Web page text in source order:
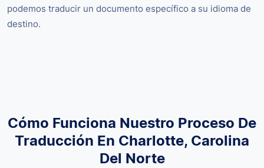
podemos traducir un documento específico a su idioma de
destino.
Cómo Funciona Nuestro Proceso De
Traducción En Charlotte, Carolina
Del Norte